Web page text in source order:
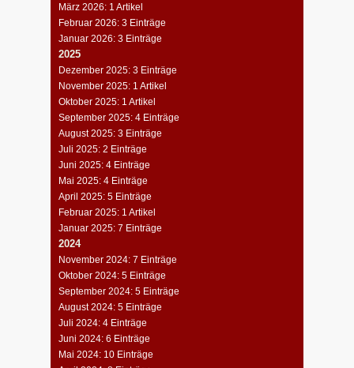
März 2026: 1 Artikel
Februar 2026: 3 Einträge
Januar 2026: 3 Einträge
2025
Dezember 2025: 3 Einträge
November 2025: 1 Artikel
Oktober 2025: 1 Artikel
September 2025: 4 Einträge
August 2025: 3 Einträge
Juli 2025: 2 Einträge
Juni 2025: 4 Einträge
Mai 2025: 4 Einträge
April 2025: 5 Einträge
Februar 2025: 1 Artikel
Januar 2025: 7 Einträge
2024
November 2024: 7 Einträge
Oktober 2024: 5 Einträge
September 2024: 5 Einträge
August 2024: 5 Einträge
Juli 2024: 4 Einträge
Juni 2024: 6 Einträge
Mai 2024: 10 Einträge